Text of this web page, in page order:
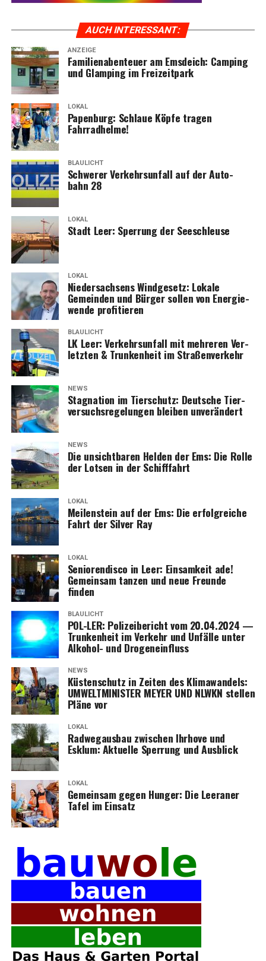
AUCH INTER­ES­SANT:
ANZEIGE
Fami­li­en­aben­teu­er am Ems­deich: Cam­ping
und Glam­ping im Freizeitpark
LOKAL
Papen­burg: Schlaue Köp­fe tra­gen
Fahrradhelme!
BLAULICHT
Schwe­rer Ver­kehrs­un­fall auf der Auto­
bahn 28
LOKAL
Stadt Leer: Sper­rung der Seeschleuse
LOKAL
Nie­der­sach­sens Wind­ge­setz: Loka­le
Gemein­den und Bür­ger sol­len von Ener­gie­
wen­de profitieren
BLAULICHT
LK Leer: Ver­kehrs­un­fall mit meh­re­ren Ver­
letz­ten & Trun­ken­heit im Straßenverkehr
NEWS
Sta­gna­ti­on im Tier­schutz: Deut­sche Tier­
ver­suchs­re­ge­lun­gen blei­ben unverändert
NEWS
Die unsicht­ba­ren Hel­den der Ems: Die Rol­le
der Lot­sen in der Schifffahrt
LOKAL
Mei­len­stein auf der Ems: Die erfolg­rei­che
Fahrt der Sil­ver Ray
LOKAL
Senio­ren­dis­co in Leer: Ein­sam­keit ade!
Gemein­sam tan­zen und neue Freun­de
finden
BLAULICHT
POL-LER: Poli­zei­be­richt vom 20.04.2024 —
Trun­ken­heit im Ver­kehr und Unfäl­le unter
Alko­hol- und Drogeneinfluss
NEWS
Küs­ten­schutz in Zei­ten des Kli­ma­wan­dels:
UMWELTMINISTER MEYER UND NLWKN stel­len
Plä­ne vor
LOKAL
Rad­weg­aus­bau zwi­schen Ihr­ho­ve und
Esklum: Aktu­el­le Sper­rung und Ausblick
LOKAL
Gemein­sam gegen Hun­ger: Die Leera­ner
Tafel im Einsatz